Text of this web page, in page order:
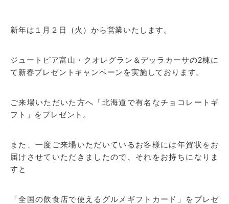
新年は１月２日（火）から営業いたします。
ジュートピア富山・クオレグラン＆デッラカーサの2棟に
て新春プレゼントキャンペーンを実施しております。
ご来場いただいた方へ「北海道で有名なチョコレートギ
フト」をプレゼント。
また、一度ご来場いただいているお客様には年賀状をお
届けさせていただきましたので、それをお持ちになりま
すと
「全国の飲食店で使えるグルメギフトカード」をプレゼ